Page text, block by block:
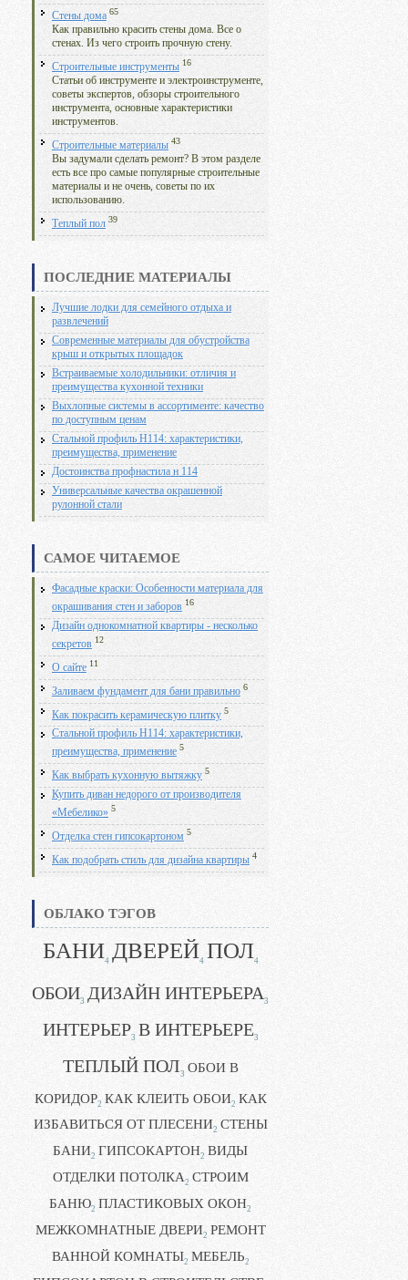
Стены дома 65
Как правильно красить стены дома. Все о
стенах. Из чего строить прочную стену.
Строительные инструменты 16
Статьи об инструменте и электроинструменте,
советы экспертов, обзоры строительного
инструмента, основные характеристики
инструментов.
Строительные материалы 43
Вы задумали сделать ремонт? В этом разделе
есть все про самые популярные строительные
материалы и не очень, советы по их
использованию.
Теплый пол 39
ПОСЛЕДНИЕ МАТЕРИАЛЫ
Лучшие лодки для семейного отдыха и
развлечений
Современные материалы для обустройства
крыш и открытых площадок
Встраиваемые холодильники: отличия и
преимущества кухонной техники
Выхлопные системы в ассортименте: качество
по доступным ценам
Стальной профиль Н114: характеристики,
преимущества, применение
Достоинства профнастила н 114
Универсальные качества окрашенной
рулонной стали
САМОЕ ЧИТАЕМОЕ
Фасадные краски: Особенности материала для
окрашивания стен и заборов 16
Дизайн однокомнатной квартиры - несколько
секретов 12
О сайте 11
Заливаем фундамент для бани правильно 6
Как покрасить керамическую плитку 5
Стальной профиль Н114: характеристики,
преимущества, применение 5
Как выбрать кухонную вытяжку 5
Купить диван недорого от производителя
«Мебелико» 5
Отделка стен гипсокартоном 5
Как подобрать стиль для дизайна квартиры 4
ОБЛАКО ТЭГОВ
БАНИ4 ДВЕРЕЙ4 ПОЛ4
ОБОИ3 ДИЗАЙН ИНТЕРЬЕРА3
ИНТЕРЬЕР3 В ИНТЕРЬЕРЕ3
ТЕПЛЫЙ ПОЛ3 ОБОИ В
КОРИДОР2 КАК КЛЕИТЬ ОБОИ2 КАК
ИЗБАВИТЬСЯ ОТ ПЛЕСЕНИ2 СТЕНЫ
БАНИ2 ГИПСОКАРТОН2 ВИДЫ
ОТДЕЛКИ ПОТОЛКА2 СТРОИМ
БАНЮ2 ПЛАСТИКОВЫХ ОКОН2
МЕЖКОМНАТНЫЕ ДВЕРИ2 РЕМОНТ
ВАННОЙ КОМНАТЫ2 МЕБЕЛЬ2